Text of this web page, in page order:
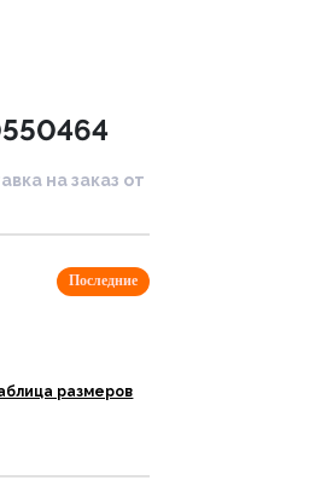
на заказ от
Последние
размеров